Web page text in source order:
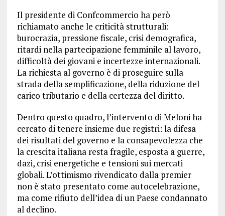
Il presidente di Confcommercio ha però
richiamato anche le criticità strutturali:
burocrazia, pressione fiscale, crisi demografica,
ritardi nella partecipazione femminile al lavoro,
difficoltà dei giovani e incertezze internazionali.
La richiesta al governo è di proseguire sulla
strada della semplificazione, della riduzione del
carico tributario e della certezza del diritto.
Dentro questo quadro, l’intervento di Meloni ha
cercato di tenere insieme due registri: la difesa
dei risultati del governo e la consapevolezza che
la crescita italiana resta fragile, esposta a guerre,
dazi, crisi energetiche e tensioni sui mercati
globali. L’ottimismo rivendicato dalla premier
non è stato presentato come autocelebrazione,
ma come rifiuto dell’idea di un Paese condannato
al declino.